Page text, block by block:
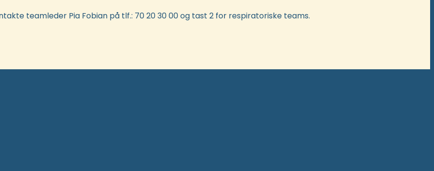
teamleder Pia Fobian på tlf.: 70 20 30 00 og tast 2 for respiratoriske teams.